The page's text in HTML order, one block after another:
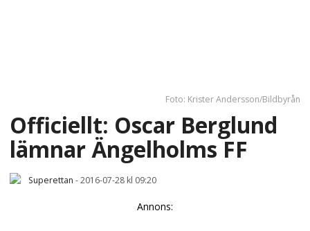
Foto: Krister Andersson/Bildbyrån
Officiellt: Oscar Berglund
lämnar Ängelholms FF
Superettan -2016-07-28 kl 09:20
Annons: